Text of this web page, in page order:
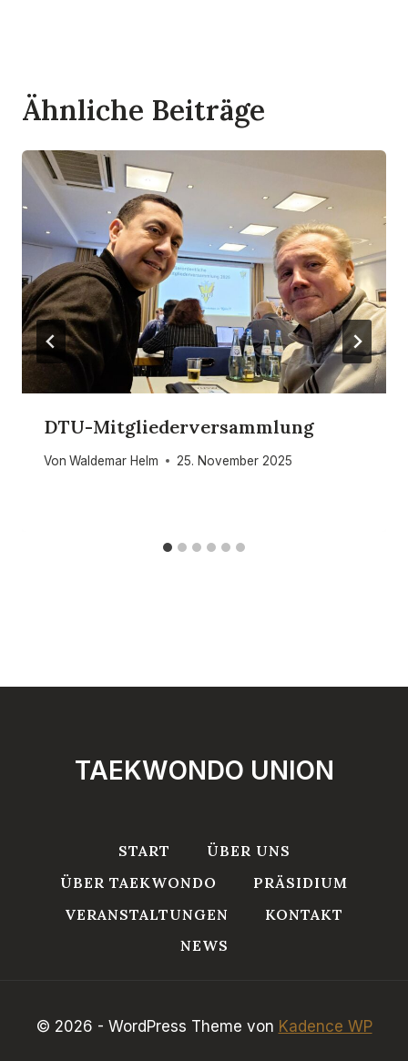
Ähnliche Beiträge
DTU-Mitgliederversammlung
Von Waldemar Helm 25. November 2025
TAEKWONDO UNION
START
ÜBER UNS
ÜBER TAEKWONDO
PRÄSIDIUM
VERANSTALTUNGEN
KONTAKT
NEWS
© 2026 - WordPress Theme von Kadence WP